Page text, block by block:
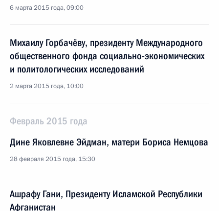
6 марта 2015 года, 09:00
Михаилу Горбачёву, президенту Международного
общественного фонда социально-экономических
и политологических исследований
2 марта 2015 года, 10:00
Февраль 2015 года
Дине Яковлевне Эйдман, матери Бориса Немцова
28 февраля 2015 года, 15:30
Ашрафу Гани, Президенту Исламской Республики
Афганистан